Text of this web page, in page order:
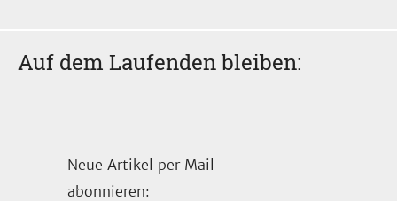
Auf dem Laufenden bleiben:
Neue Artikel per Mail
abonnieren: